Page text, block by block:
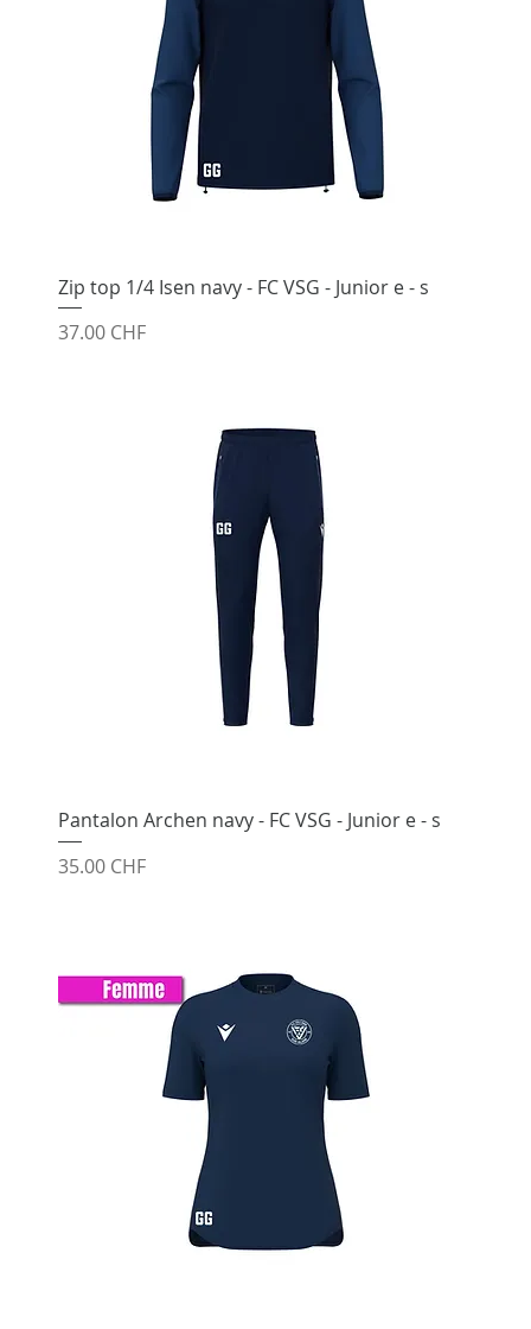
Zip top 1/4 Isen navy - FC VSG - Junior e - s
Prix
37.00 CHF
Pantalon Archen navy - FC VSG - Junior e - s
Prix
35.00 CHF